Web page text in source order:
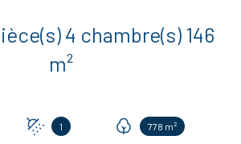
m²
1 778 m²